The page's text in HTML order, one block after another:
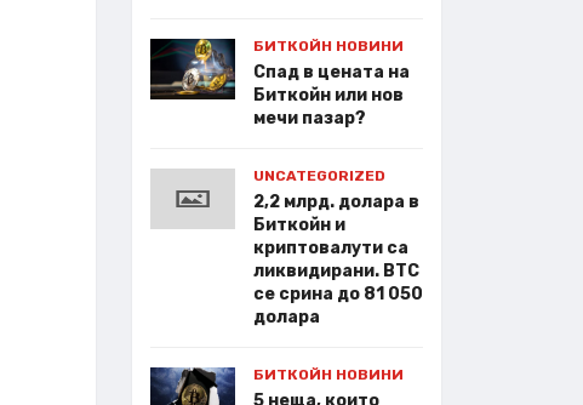
БИТКОЙН НОВИНИ
Спад в цената на
Биткойн или нов
мечи пазар?
UNCATEGORIZED
2,2 млрд. долара в
Биткойн и
криптовалути са
ликвидирани. BTC
се срина до 81 050
долара
БИТКОЙН НОВИНИ
5 неща, които